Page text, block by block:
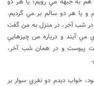
و يا هر دو سالم بر مي گرديم.
در شب آخر، در منزل به من گفت
آيند و درباره من چيزهايي
پيوست و در همان شب آخر،
خواب ديدم دو نفري سوار بر